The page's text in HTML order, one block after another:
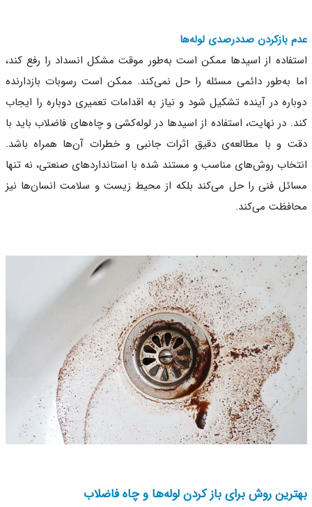
بازکردن صددرصدی لوله‌ها
از اسیدها ممکن است به‌طور موقت مشکل انسداد را رفع کند،
به‌طور دائمی مسئله را حل نمی‌کند. ممکن است رسوبات بازدارنده
در آینده تشکیل شود و نیاز به اقدامات تعمیری دوباره را ایجاب
در نهایت، استفاده از اسیدها در لوله‌کشی و چاه‌های فاضلاب باید با
و با مطالعه‌ی دقیق اثرات جانبی و خطرات آن‌ها همراه باشد.
روش‌های مناسب و مستند شده با استانداردهای صنعتی، نه تنها
فنی را حل می‌کند بلکه از محیط زیست و سلامت انسان‌ها نیز
می‌کند.
روش برای باز کردن لوله‌ها و چاه فاضلاب